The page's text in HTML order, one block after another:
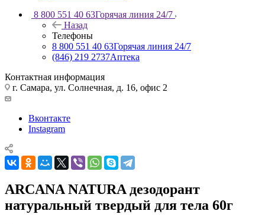
8 800 551 40 63Горячая линия 24/7
Назад
Телефоны
8 800 551 40 63Горячая линия 24/7
(846) 219 2737Аптека
Контактная информация
г. Самара, ул. Солнечная, д. 16, офис 2
Вконтакте
Instagram
ARCANA NATURA дезодорант
натуральный твердый для тела 60г